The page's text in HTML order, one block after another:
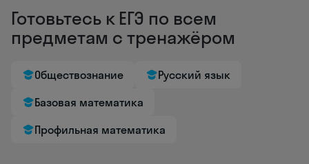
Готовьтесь к ЕГЭ по всем
предметам с тренажёром
Обществознание
Русский язык
Базовая математика
Профильная математика